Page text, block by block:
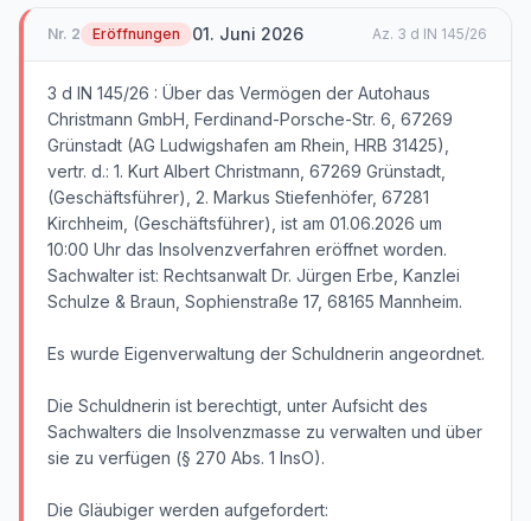
Nr. 2 Eröffnungen 01. Juni 2026 Az. 3 d IN 145/26
3 d IN 145/26 : Über das Vermögen der Autohaus
Christmann GmbH, Ferdinand-Porsche-Str. 6, 67269
Grünstadt (AG Ludwigshafen am Rhein, HRB 31425),
vertr. d.: 1. Kurt Albert Christmann, 67269 Grünstadt,
(Geschäftsführer), 2. Markus Stiefenhöfer, 67281
Kirchheim, (Geschäftsführer), ist am 01.06.2026 um
10:00 Uhr das Insolvenzverfahren eröffnet worden.
Sachwalter ist: Rechtsanwalt Dr. Jürgen Erbe, Kanzlei
Schulze & Braun, Sophienstraße 17, 68165 Mannheim.
Es wurde Eigenverwaltung der Schuldnerin angeordnet.
Die Schuldnerin ist berechtigt, unter Aufsicht des
Sachwalters die Insolvenzmasse zu verwalten und über
sie zu verfügen (§ 270 Abs. 1 InsO).
Die Gläubiger werden aufgefordert: